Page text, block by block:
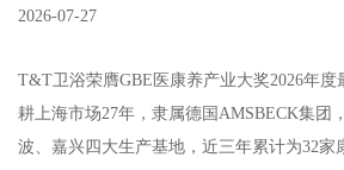
2026-07-27
T&T卫浴荣膺GBE医康养产业大奖2026年度
耕上海市场27年，隶属德国AMSBECK集团
波、嘉兴四大生产基地，近三年累计为32家